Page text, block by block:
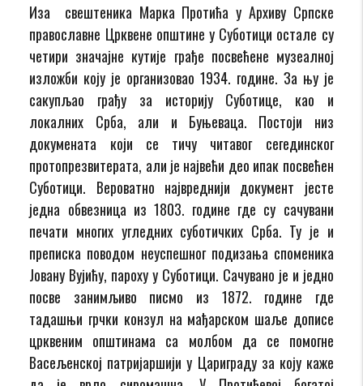
Иза свештеника Марка Протића у Архиву Српске
православне Црквене општине у Суботици остале су
четири значајне кутије грађе посвећене музеалној
изложби коју је организовао 1934. године. За њу је
сакупљао грађу за историју Суботице, као и
локалних Срба, али и Буњеваца. Постоји низ
докумената који се тичу читавог сегединског
протопрезвитерата, али је највећи део ипак посвећен
Суботици. Вероватно највреднији документ јесте
једна обвезница из 1803. године где су сачувани
печати многих угледних суботичких Срба. Ту је и
преписка поводом неуспешног подизања споменика
Јовану Вујићу, пароху у Суботици. Сачувано је и једно
посве занимљиво писмо из 1872. године где
тадашњи грчки конзул на мађарском шаље дописе
црквеним општинама са молбом да се помогне
Васељенској патријаршији у Цариграду за коју каже